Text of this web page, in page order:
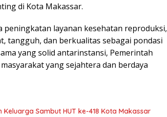
di Kota Makassar.
peningkatan layanan kesehatan reproduksi,
tangguh, dan berkualitas sebagai pondasi
yang solid antarinstansi, Pemerintah
yang sejahtera dan berdaya
Sambut HUT ke-418 Kota Makassar